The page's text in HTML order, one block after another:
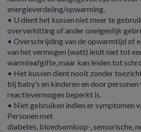
energieverdeling/opwarming.
• U dient het kussen niet meer te
oververhitting of ander oneigenlijk
• Overschrijding van de opwarmtijd of
van het vermogen (watt) leidt niet tot
warmteafgifte, maar kan leiden tot
• Het kussen dient nooit zonder
bij baby’s en kinderen en door
reactievermogen beperkt is.
• Niet gebruiken indien er symptomen
Personen met
diabetes, bloedsomloop-, sensorische,